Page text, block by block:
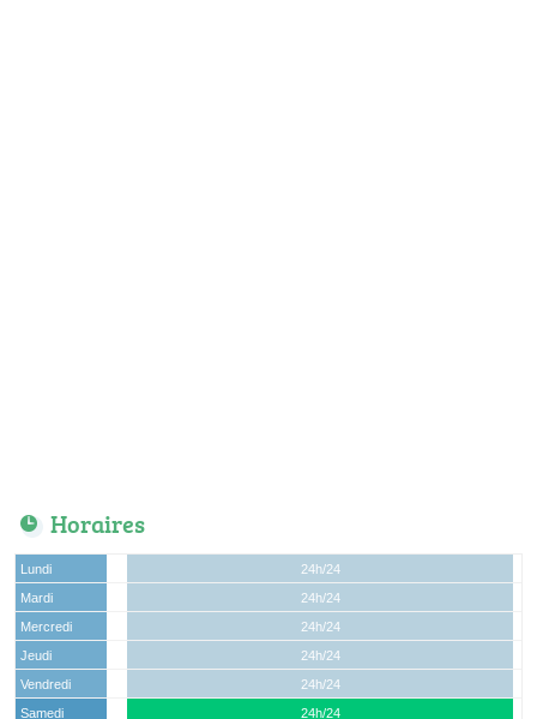
Horaires
Lundi
24h/24
Mardi
24h/24
Mercredi
24h/24
Jeudi
24h/24
Vendredi
24h/24
Samedi
24h/24